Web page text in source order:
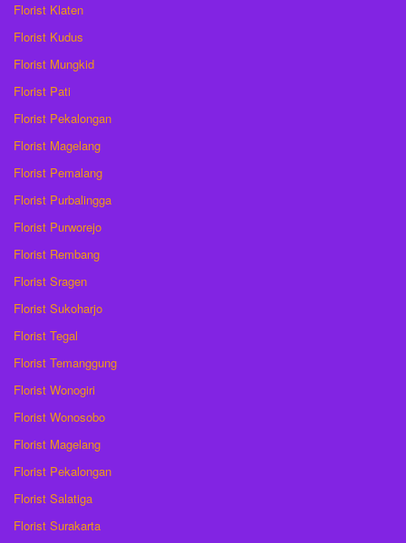
Florist Klaten
Florist Kudus
Florist Mungkid
Florist Pati
Florist Pekalongan
Florist Magelang
Florist Pemalang
Florist Purbalingga
Florist Purworejo
Florist Rembang
Florist Sragen
Florist Sukoharjo
Florist Tegal
Florist Temanggung
Florist Wonogiri
Florist Wonosobo
Florist Magelang
Florist Pekalongan
Florist Salatiga
Florist Surakarta